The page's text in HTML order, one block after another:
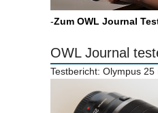
-Zum OWL Journal
OWL Journal
Testbericht: Olympus